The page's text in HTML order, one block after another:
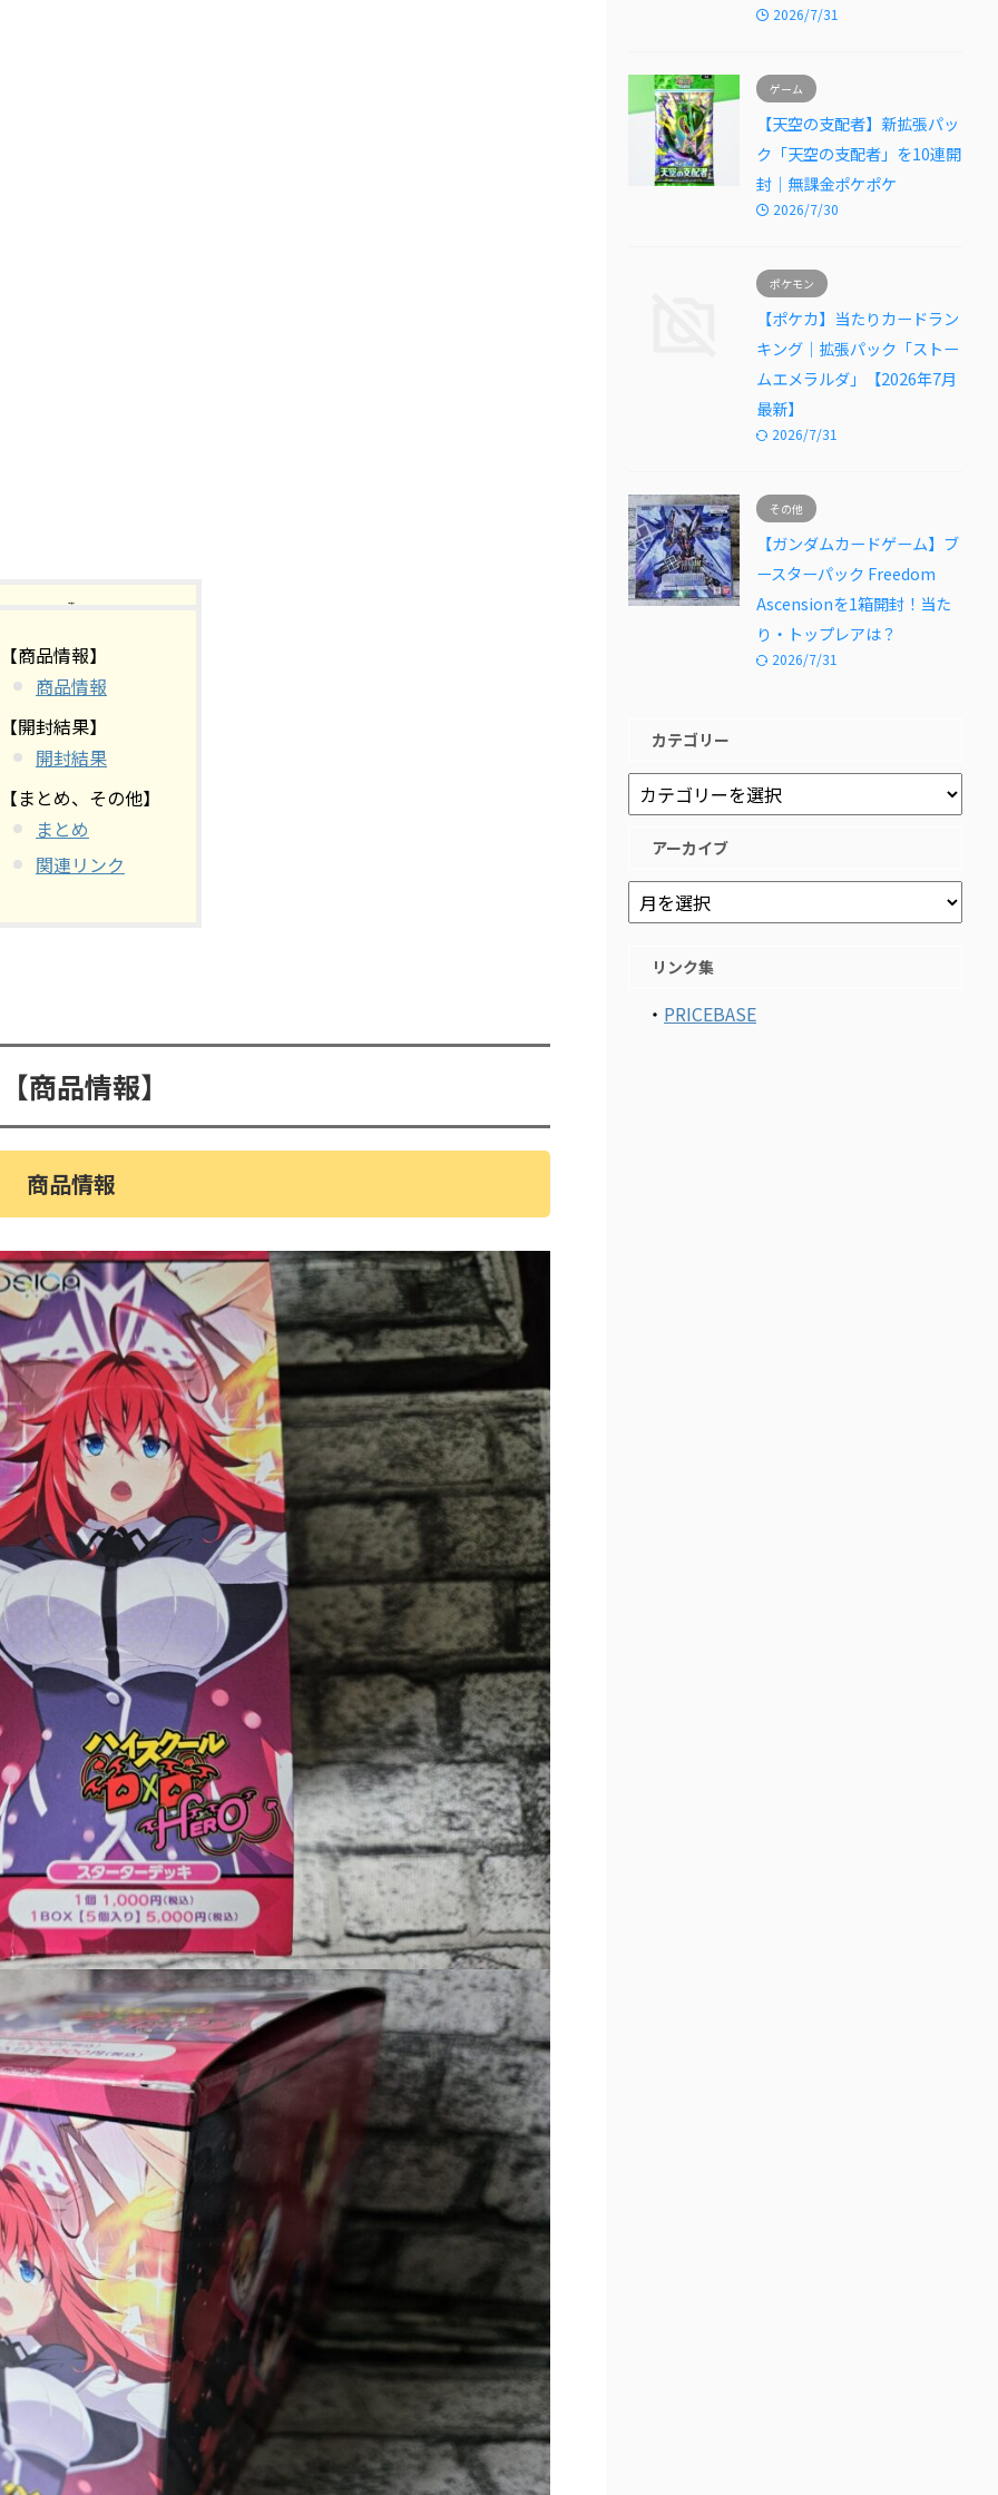
【目次】
【商品情報】
商品情報
【開封結果】
開封結果
【まとめ、その他】
まとめ
関連リンク
商品情報】
商品情報
2026/7/31
ゲーム
【天空の支配者】新拡張パッ
ク「天空の支配者」を10連開
封｜無課金ポケポケ
2026/7/30
ポケモン
【ポケカ】当たりカードラン
キング｜拡張パック「ストー
ムエメラルダ」【2026年7月
最新】
2026/7/31
その他
【ガンダムカードゲーム】ブ
ースターパック Freedom
Ascensionを1箱開封！当た
り・トップレアは？
2026/7/31
カテゴリー
アーカイブ
リンク集
・ PRICEBASE